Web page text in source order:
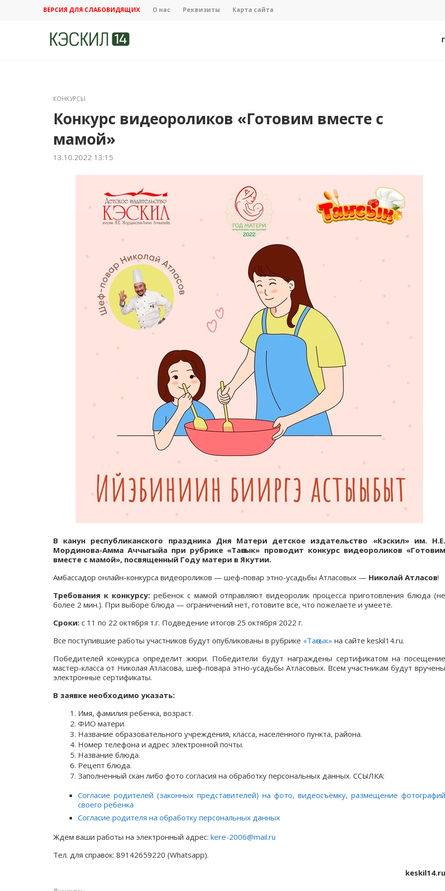
ВЕРСИЯ ДЛЯ СЛАБОВИДЯЩИХ О нас Реквизиты Карта сайта
КОНКУРСЫ
Конкурс видеороликов «Готовим вместе с
мамой»
13.10.2022 13:15
В канун республиканского праздника Дня Матери детское издательство «Кэскил» им. Н.Е.
Мординова-Амма Аччыгыйа при рубрике «Таҥсык» проводит конкурс видеороликов «Готовим
вместе с мамой», посвященный Году матери в Якутии.
Амбассадор онлайн-конкурса видеороликов — шеф-повар этно-усадьбы Атласовых — Николай Атласов!
Требования к конкурсу:ребенок с мамой отправляют видеоролик процесса приготовления блюда (не
более 2 мин.). При выборе блюда — ограничений нет, готовите все, что пожелаете и умеете.
Сроки: c 11 по 22 октября т.г. Подведение итогов 25 октября 2022 г.
Все поступившие работы участников будут опубликованы в рубрике «Таҥсык» на сайте keskil14.ru.
Победителей конкурса определит жюри. Победители будут награждены сертификатом на посещение
мастер-класса от Николая Атласова, шеф-повара этно-усадьбы Атласовых. Всем участникам будут вручены
электронные сертификаты.
В заявке необходимо указать:
Имя, фамилия ребенка, возраст.
ФИО матери.
Название образовательного учреждения, класса, населенного пункта, района.
Номер телефона и адрес электронной почты.
Название блюда.
Рецепт блюда.
Заполненный скан либо фото согласия на обработку персональных данных. ССЫЛКА:
Согласие родителей (законных представителей) на фото, видеосъемку, размещение фотографий
своего ребенка
Согласие родителя на обработку персональных данных
Ждем ваши работы на электронный адрес: kere-2006@mail.ru
Тел. для справок: 89142659220 (Whatsapp).
keskil14.ru